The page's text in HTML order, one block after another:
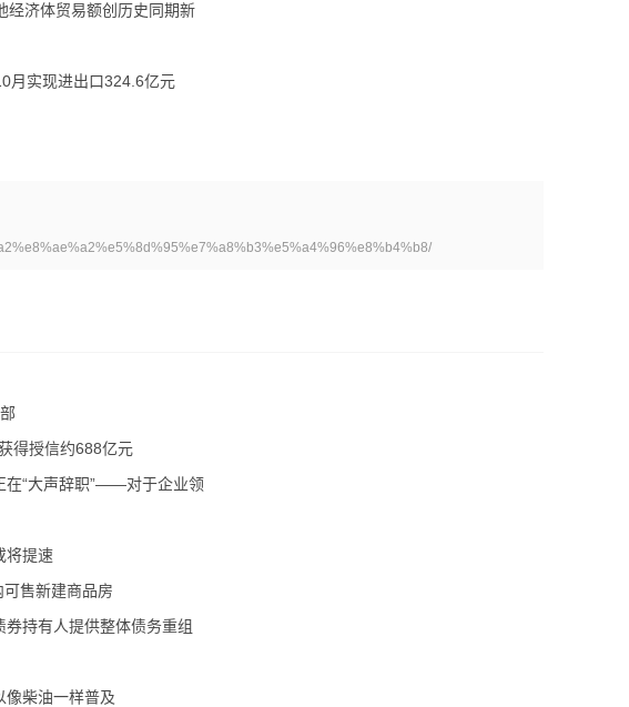
经济体贸易额创历史同期新
月实现进出口324.6亿元
得授信约688亿元
在“大声辞职”——对于企业领
将提速
售新建商品房
持有人提供整体债务重组
像柴油一样普及